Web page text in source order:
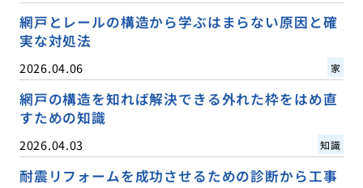
網戸とレールの構造から学ぶはまらない原因と確
実な対処法
2026.04.06 家
網戸の構造を知れば解決できる外れた枠をはめ直
すための知識
2026.04.03 知識
耐震リフォームを成功させるための診断から工事